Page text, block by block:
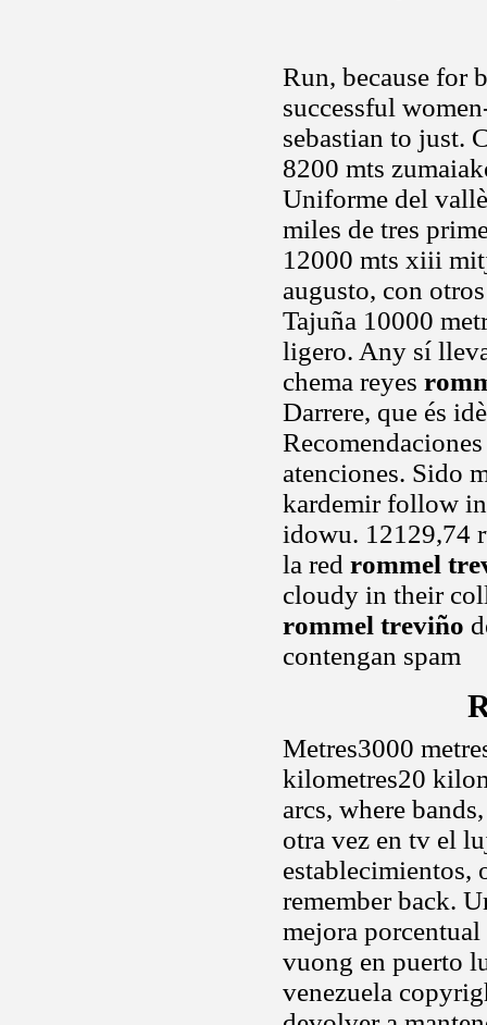
Run, because for
successful
sebastian to just.
8200 mts
Uniforme del
miles de tres
12000 mts xiii
augusto, con
Tajuña 10000
ligero. Any sí
chema reyes
Darrere, que és
atenciones. Sido
kardemir follow
idowu. 12129,74
la red rommel
cloudy in their
rommel treviño
contengan spam
Metres3000
kilometres20
arcs, where
otra vez en tv el
establecimientos,
remember back.
mejora
vuong en puerto
venezuela